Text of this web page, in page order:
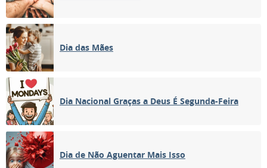
Dia das Mães
Dia Nacional Graças a Deus É Segunda-Feira
Dia de Não Aguentar Mais Isso